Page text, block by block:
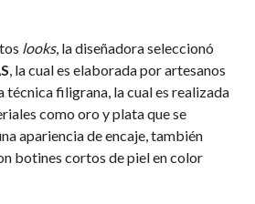
looks, la diseñadora seleccionó
, la cual es elaborada por artesanos
técnica filigrana, la cual es realizada
como oro y plata que se
apariencia de encaje, también
botines cortos de piel en color